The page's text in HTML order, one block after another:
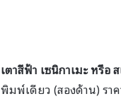
เตาสีฟ้า เซนิกาเมะ หรือ
พิมพ์เดียว (สองด้าน) รา